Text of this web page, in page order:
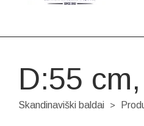
D:55
Skandinaviški baldai >